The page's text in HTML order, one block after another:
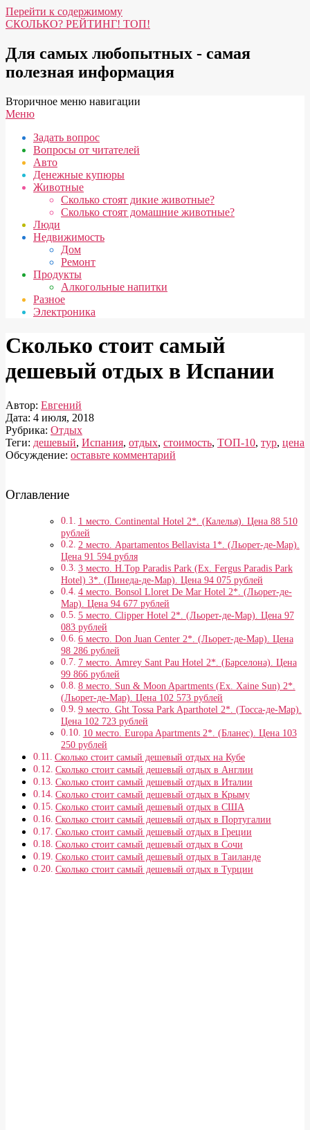
Перейти к содержимому
СКОЛЬКО? РЕЙТИНГ! ТОП!
Для самых любопытных - самая
полезная информация
Вторичное меню навигации
Меню
Задать вопрос
Вопросы от читателей
Авто
Денежные купюры
Животные
Сколько стоят дикие животные?
Сколько стоят домашние животные?
Люди
Недвижимость
Дом
Ремонт
Продукты
Алкогольные напитки
Разное
Электроника
Сколько стоит самый
дешевый отдых в Испании
Автор: Евгений
Дата: 4 июля, 2018
Рубрика: Отдых
Теги: дешевый, Испания, отдых, стоимость, ТОП-10, тур, цена
Обсуждение: оставьте комментарий
Оглавление
1 место. Continental Hotel 2*. (Калелья). Цена 88 510
рублей
2 место. Apartamentos Bellavista 1*. (Льорет-де-Мар).
Цена 91 594 рубля
3 место. H.Top Paradis Park (Ex. Fergus Paradis Park
Hotel) 3*. (Пинеда-де-Мар). Цена 94 075 рублей
4 место. Bonsol Lloret De Mar Hotel 2*. (Льорет-де-
Мар). Цена 94 677 рублей
5 место. Clipper Hotel 2*. (Льорет-де-Мар). Цена 97
083 рублей
6 место. Don Juan Center 2*. (Льорет-де-Мар). Цена
98 286 рублей
7 место. Amrey Sant Pau Hotel 2*. (Барселона). Цена
99 866 рублей
8 место. Sun & Moon Apartments (Ex. Xaine Sun) 2*.
(Льорет-де-Мар). Цена 102 573 рублей
9 место. Ght Tossa Park Aparthotel 2*. (Тосса-де-Мар).
Цена 102 723 рублей
10 место. Europa Apartments 2*. (Бланес). Цена 103
250 рублей
Сколько стоит самый дешевый отдых на Кубе
Сколько стоит самый дешевый отдых в Англии
Сколько стоит самый дешевый отдых в Италии
Сколько стоит самый дешевый отдых в Крыму
Сколько стоит самый дешевый отдых в США
Сколько стоит самый дешевый отдых в Португалии
Сколько стоит самый дешевый отдых в Греции
Сколько стоит самый дешевый отдых в Сочи
Сколько стоит самый дешевый отдых в Таиланде
Сколько стоит самый дешевый отдых в Турции